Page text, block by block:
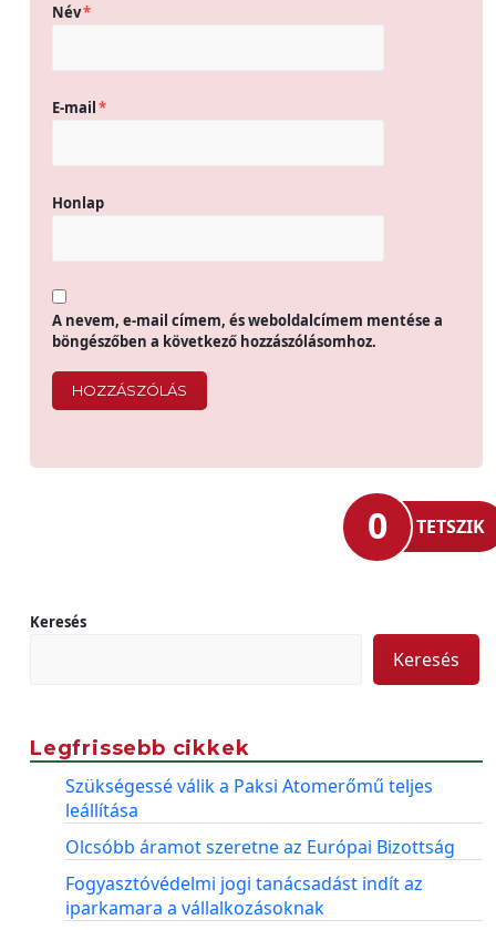
Név*
E-mail*
Honlap
A nevem, e-mail címem, és weboldalcímem mentése a
böngészőben a következő hozzászólásomhoz.
0 TETSZIK
Keresés
Keresés
Legfrissebb cikkek
Szükségessé válik a Paksi Atomerőmű teljes
leállítása
Olcsóbb áramot szeretne az Európai Bizottság
Fogyasztóvédelmi jogi tanácsadást indít az
iparkamara a vállalkozásoknak